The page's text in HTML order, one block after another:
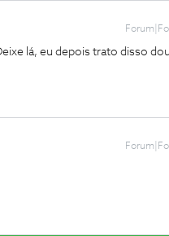
lá, eu depois trato disso